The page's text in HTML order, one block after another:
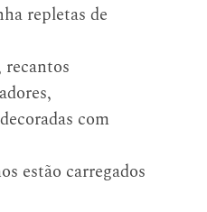
repletas de
recantos
com
estão carregados